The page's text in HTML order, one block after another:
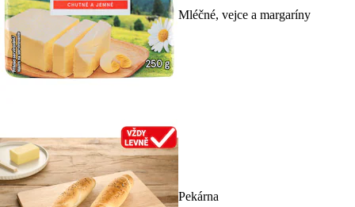
Mléčné, vejce a margaríny
Pekárna